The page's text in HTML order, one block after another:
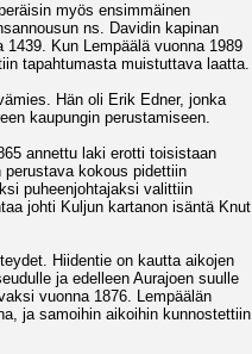
myös ensimmäinen
ns. Davidin kapinan
Kun Lempäälä vuonna 1989
tapahtumasta muistuttava laatta.
Hän oli Erik Edner, jonka
kaupungin perustamiseen.
annettu laki erotti toisistaan
kokous pidettiin
puheenjohtajaksi valittiin
johti Kuljun kartanon isäntä Knut
Hiidentie on kautta aikojen
ja edelleen Aurajoen suulle
vuonna 1876. Lempäälän
ja samoihin aikoihin kunnostettiin